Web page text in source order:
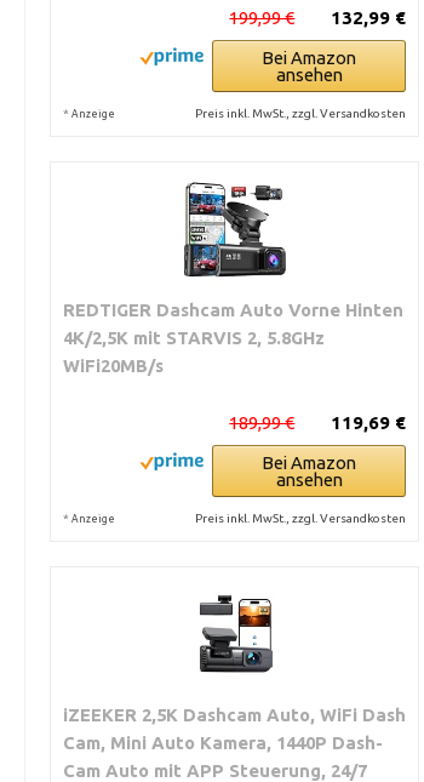
132,99 €
199,99 €
Bei Amazon
ansehen
* Anzeige Preis inkl. MwSt., zzgl. Versandkosten
REDTIGER Dashcam Auto Vorne Hinten
4K/2,5K mit STARVIS 2, 5.8GHz
WiFi20MB/s
119,69 €
189,99 €
Bei Amazon
ansehen
* Anzeige Preis inkl. MwSt., zzgl. Versandkosten
iZEEKER 2,5K Dashcam Auto, WiFi Dash
Cam, Mini Auto Kamera, 1440P Dash-
Cam Auto mit APP Steuerung, 24/7